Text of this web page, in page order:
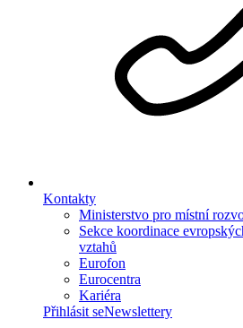
Kontakty
Ministerstvo pro místní
Sekce koordinace
vztahů
Eurofon
Eurocentra
Kariéra
Přihlásit seNewslettery